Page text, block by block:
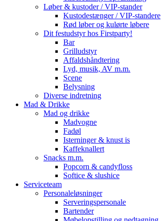
Løber & kustoder / VIP-stander
Kustodestænger / VIP-standere
Rød løber og kulørte løbere
Dit festudstyr hos Firstparty!
Bar
Grilludstyr
Affaldshåndtering
Lyd, musik, AV m.m.
Scene
Belysning
Diverse indretning
Mad & Drikke
Mad og drikke
Madvogne
Fadøl
Isterninger & knust is
Kaffeknallert
Snacks m.m.
Popcorn & candyfloss
Softice & slushice
Serviceteam
Personaleløsninger
Serveringspersonale
Bartender